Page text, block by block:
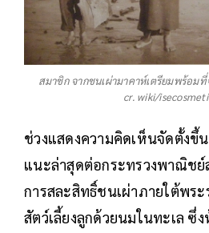
สมาชิก จากชนเผ่ามาคาห์เตรียมพร้อม
cr. wiki/
ช่วงแสดงความคิดเห็นจัดตั้งขึ้
แนะล่าสุดต่อกระทรวงพาณิช
การสละสิทธิ์ชนเผ่าภายใต้พร
สัตว์เลี้ยงลูกด้วยนมในทะเล ซึ่